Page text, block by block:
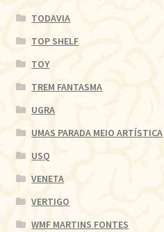
TODAVIA
TOP SHELF
TOY
TREM FANTASMA
UGRA
UMAS PARADA MEIO ARTÍSTICA
USQ
VENETA
VERTIGO
WMF MARTINS FONTES